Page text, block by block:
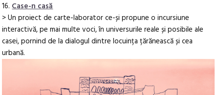
16.Case-n casă
> Un proiect de carte-laborator ce-și propune o incursiune
interactivă, pe mai multe voci, în universurile reale și posibile ale
casei, pornind de la dialogul dintre locuința țărănească și cea
urbană.